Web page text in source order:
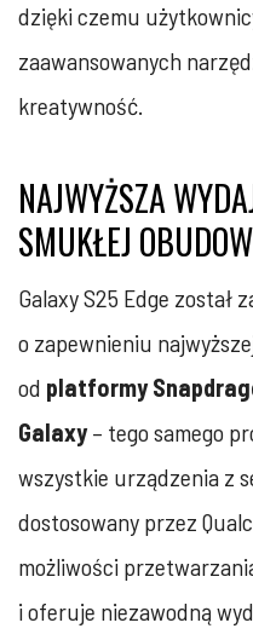
dzięki czemu
zaawansowanych
kreatywność.
NAJWYŻSZA
SMUKŁEJ
Galaxy S25 Edge został
o zapewnieniu
od platformy
Galaxy– tego samego
wszystkie urządzenia z
dostosowany przez
możliwości
i oferuje niezawodną